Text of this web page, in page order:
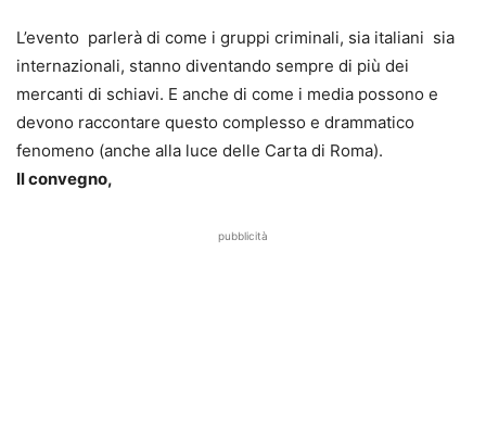
L’evento parlerà di come i gruppi criminali, sia italiani sia
internazionali, stanno diventando sempre di più dei
mercanti di schiavi. E anche di come i media possono e
devono raccontare questo complesso e drammatico
fenomeno (anche alla luce delle Carta di Roma).
Il convegno,
pubblicità